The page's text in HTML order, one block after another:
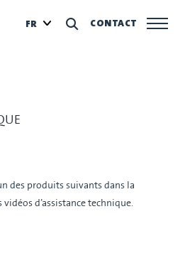
CONTACT
FR
des produits suivants dans la
d’assistance technique.